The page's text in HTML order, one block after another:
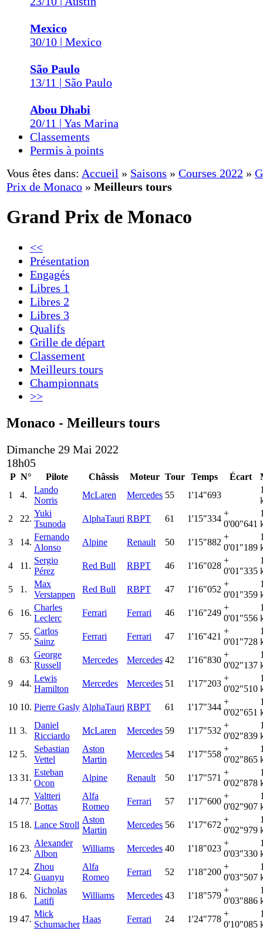
Mexico
30/10 | Mexico
São Paulo
13/11 | São Paulo
Abou Dhabi
20/11 | Yas Marina
Classements
Permis à points
Vous êtes dans: Accueil » Saisons » Courses 2022 »
Prix de Monaco » Meilleurs tours
Grand Prix de Monaco
<<
Présentation
Engagés
Libres 1
Libres 2
Libres 3
Qualifs
Grille de départ
Classement
Meilleurs tours
Championnats
>>
Monaco - Meilleurs tours
Dimanche 29 Mai 2022
18h05
P N° Pilote Châssis Moteur Tour Temps Écart
1
4.
Lando
Norris
McLaren Mercedes 55 1'14"693
2
22.
Yuki
Tsunoda
AlphaTauri RBPT 61 1'15"334
+
0'00"641
3
14.
Fernando
Alonso
Alpine Renault 50 1'15"882
+
0'01"189
4
11.
Sergio
Pérez
Red Bull RBPT 46 1'16"028
+
0'01"335
5
1.
Max
Verstappen
Red Bull RBPT 47 1'16"052
+
0'01"359
6
16.
Charles
Leclerc
Ferrari Ferrari 46 1'16"249
+
0'01"556
7
55.
Carlos
Sainz
Ferrari Ferrari 47 1'16"421
+
0'01"728
8
63.
George
Russell
Mercedes Mercedes 42 1'16"830
+
0'02"137
9
44.
Lewis
Hamilton
Mercedes Mercedes 51 1'17"203
+
0'02"510
10 10. Pierre Gasly AlphaTauri RBPT 61 1'17"344
+
0'02"651
11 3.
Daniel
Ricciardo
McLaren Mercedes 59 1'17"532
+
0'02"839
12 5.
Sebastian
Vettel
Aston
Martin
Mercedes 54 1'17"558
+
0'02"865
13 31.
Esteban
Ocon
Alpine Renault 50 1'17"571
+
0'02"878
14 77.
Valtteri
Bottas
Alfa
Romeo
Ferrari 57 1'17"600
+
0'02"907
15 18. Lance Stroll
Aston
Martin
Mercedes 56 1'17"672
+
0'02"979
16 23.
Alexander
Albon
Williams Mercedes 40 1'18"023
+
0'03"330
17 24.
Zhou
Guanyu
Alfa
Romeo
Ferrari 52 1'18"200
+
0'03"507
18 6.
Nicholas
Latifi
Williams Mercedes 43 1'18"579
+
0'03"886
19 47.
Mick
Schumacher
Haas Ferrari 24 1'24"778
+
0'10"085